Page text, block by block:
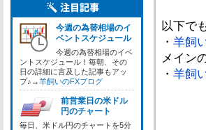
以下で
・ 羊飼
メイン
・ 羊飼
今週の為替相場のイ
ベントスケジュール
今週の為替相場のイベ
ントスケジュール！毎朝、その
日の詳細に言及した記事もアッ
プ♪→羊飼いのFXブログ
前営業日の米ドル
円のチャート
毎日、米ドル円のチャートを5分